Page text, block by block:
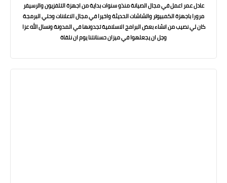
عادل عمر اعمل في مجال الصيانة منذو سنوات بداية من اجهزة التلفزيون والرسيفر
مرورا باجهزة الكمبيوتر والشاشات الحديثة واخيرا في مجال الاعلانات وحتي البرمجة
كان لي نصيب من انشاء بعض البرامج الاسلامية تجدونها في المدونة ونسال الله عزا
وجل ان يجعلهوا في ميزان حسنانتنا يوم ان نلقاة